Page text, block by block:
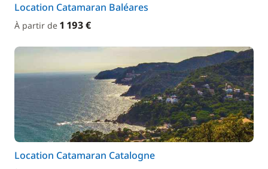
Location Catamaran Baléares
À partir de 1 193 €
Location Catamaran Catalogne